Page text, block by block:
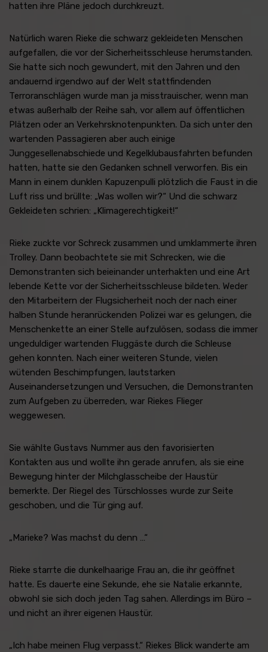
hatten ihre Pläne jedoch durchkreuzt.
Natürlich waren Rieke die schwarz gekleideten Menschen
aufgefallen, die vor der Sicherheitsschleuse herumstanden.
Sie hatte sich noch gewundert, mit den Jahren und den
andauernd irgendwo auf der Welt stattfindenden
Terroranschlägen wurde man ja misstrauischer, wenn man
etwas außerhalb der Reihe sah, vor allem auf öffentlichen
Plätzen oder an Verkehrsknotenpunkten. Da sich unter den
wartenden Passagieren aber auch einige
Junggesellenabschiede und Kegelklubausfahrten befunden
hatten, hatte sie den Gedanken schnell verworfen. Bis ein
Mann in einem dunklen Kapuzenpulli plötzlich die Faust in die
Luft riss und brüllte: „Was wollen wir?“ Und die schwarz
Gekleideten schrien: „Klimagerechtigkeit!“
Rieke zuckte vor Schreck zusammen und umklammerte ihren
Trolley. Dann beobachtete sie mit Schrecken, wie die
Demonstranten sich beieinander unterhakten und eine Art
lebende Kette vor der Sicherheitsschleuse bildeten. Weder
den Mitarbeitern der Flugsicherheit noch der nach einer
halben Stunde heranrückenden Polizei war es gelungen, die
Menschenkette an einer Stelle aufzulösen, sodass die immer
ungeduldiger wartenden Fluggäste durch die Schleuse
gehen konnten. Nach einer weiteren Stunde, vielen
wütenden Beschimpfungen, lautstarken
Auseinandersetzungen und Versuchen, die Demonstranten
zum Aufgeben zu überreden, war Riekes Flieger
weggewesen.
Sie wählte Gustavs Nummer aus den favorisierten
Kontakten aus und wollte ihn gerade anrufen, als sie eine
Bewegung hinter der Milchglasscheibe der Haustür
bemerkte. Der Riegel des Türschlosses wurde zur Seite
geschoben, und die Tür ging auf.
„Marieke? Was machst du denn …“
Rieke starrte die dunkelhaarige Frau an, die ihr geöffnet
hatte. Es dauerte eine Sekunde, ehe sie Natalie erkannte,
obwohl sie sich doch jeden Tag sahen. Allerdings im Büro –
und nicht an ihrer eigenen Haustür.
„Ich habe meinen Flug verpasst.“ Riekes Blick wanderte am